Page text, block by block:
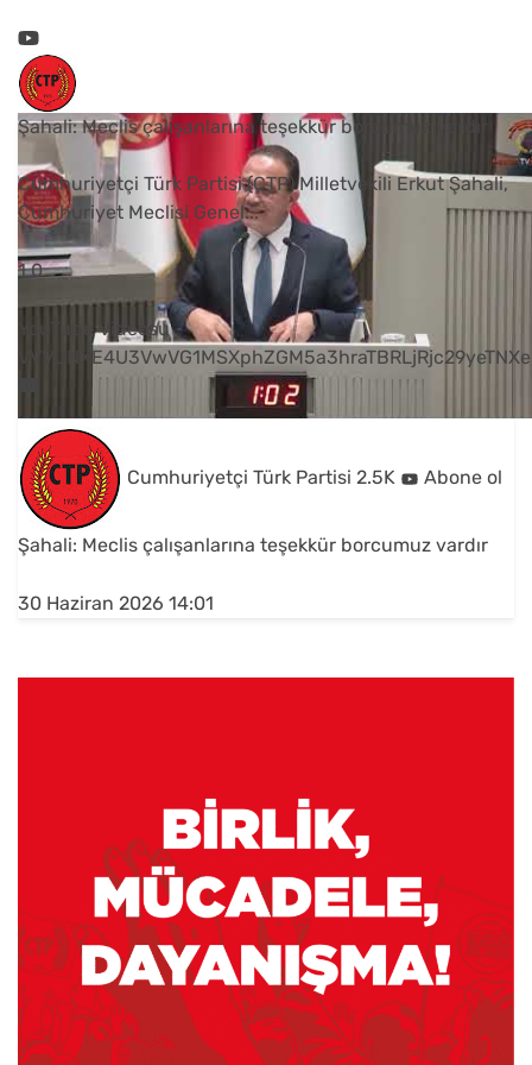
Şahali: Meclis çalışanlarına teşekkür borcumuz vardır
Cumhuriyetçi Türk Partisi (CTP) Milletvekili Erkut Şahali,
Cumhuriyet Meclisi Genel...
1 0
YouTube Videosu
Cumhuriyetçi Türk Partisi 2.5K Abone ol
Şahali: Meclis çalışanlarına teşekkür borcumuz vardır
30 Haziran 2026 14:01